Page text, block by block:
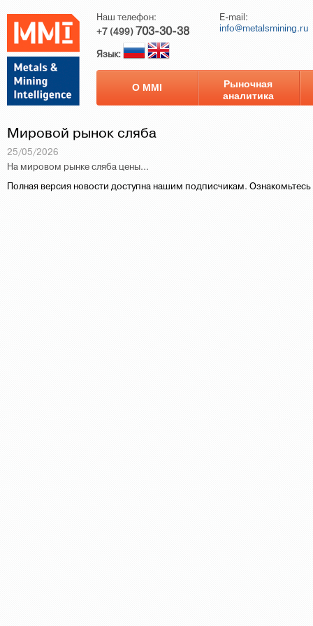
Наш телефон:
+7 (499) 703-30-38
Язык:
E-mail:
info@metalsmining.ru
О ММI
Рыночная
аналитика
Мировой рынок сляба
25/05/2026
На мировом рынке сляба цены...
Полная версия новости доступна нашим подписчикам.